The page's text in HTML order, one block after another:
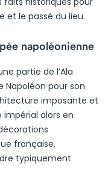
et le passé du lieu.
napoléonienne
partie de l’Ala
Napoléon pour son
imposante et
alors en
française,
typiquement